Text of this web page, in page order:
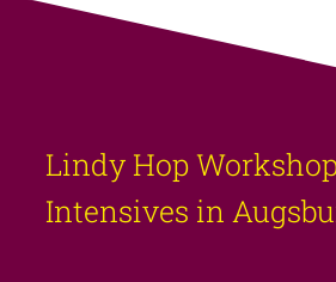
Lindy Hop
Intensives in